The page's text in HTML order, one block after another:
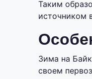
Таким
источником
Зима на
своем